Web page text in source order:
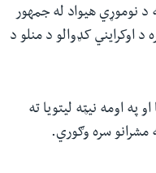
نوموړي هیواد له جمهور
د اوکرایني کډوالو د منلو د
په اومه نیټه لیتویا ته
مشرانو سره وګوري.